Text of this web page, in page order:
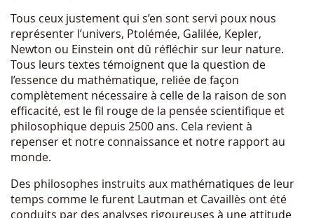
Tous ceux justement qui s’en sont servi poux nous
représenter l’univers, Ptolémée, Galilée, Kepler,
Newton ou Einstein ont dû réfléchir sur leur nature.
Tous leurs textes témoignent que la question de
l’essence du mathématique, reliée de façon
complètement nécessaire à celle de la raison de son
efficacité, est le fil rouge de la pensée scientifique et
philosophique depuis 2500 ans. Cela revient à
repenser et notre connaissance et notre rapport au
monde.
Des philosophes instruits aux mathématiques de leur
temps comme le furent Lautman et Cavaillès ont été
conduits par des analyses rigoureuses à une attitude